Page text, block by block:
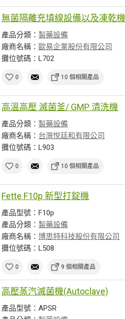
無菌隔離充填線設備以及凍乾
產品分類：製藥設備
廠商名稱：歐易企業股份有限公司
攤位號碼：L702
0 10 個相關產品
高溫高壓 滅菌釜/ GMP 清洗機
產品分類：製藥設備
廠商名稱： 台灣悅廷和有限公司
攤位號碼：L903
0 10 個相關產品
Fette F10p 新型打錠機
產品型號：F10p
產品分類：製藥設備
廠商名稱：博思特科技股份有限公司
攤位號碼：L508
0 9 個相關產品
高壓蒸汽滅菌機(Autoclave)
產品型號：APSR